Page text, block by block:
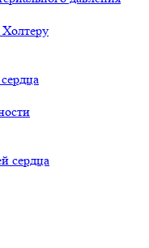
сердца